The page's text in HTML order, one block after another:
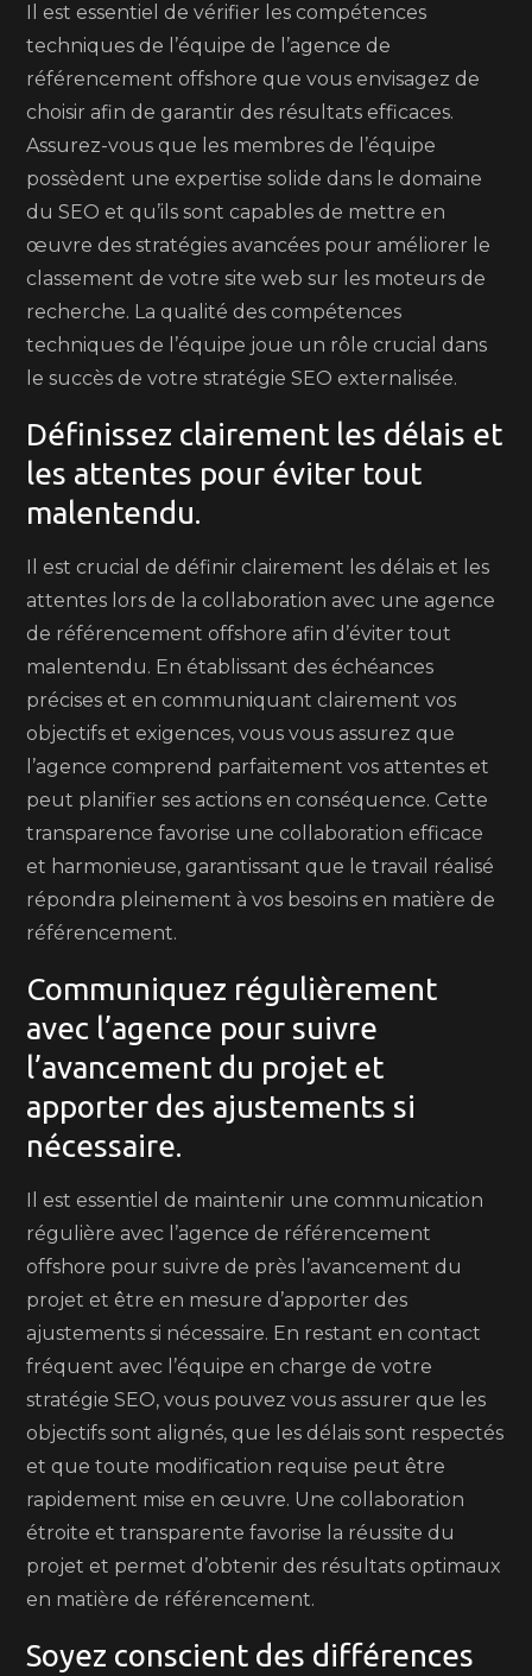
Il est essentiel de vérifier les compétences
techniques de l’équipe de l’agence de
référencement offshore que vous envisagez de
choisir afin de garantir des résultats efficaces.
Assurez-vous que les membres de l’équipe
possèdent une expertise solide dans le domaine
du SEO et qu’ils sont capables de mettre en
œuvre des stratégies avancées pour améliorer le
classement de votre site web sur les moteurs de
recherche. La qualité des compétences
techniques de l’équipe joue un rôle crucial dans
le succès de votre stratégie SEO externalisée.
Définissez clairement les délais et
les attentes pour éviter tout
malentendu.
Il est crucial de définir clairement les délais et les
attentes lors de la collaboration avec une agence
de référencement offshore afin d’éviter tout
malentendu. En établissant des échéances
précises et en communiquant clairement vos
objectifs et exigences, vous vous assurez que
l’agence comprend parfaitement vos attentes et
peut planifier ses actions en conséquence. Cette
transparence favorise une collaboration efficace
et harmonieuse, garantissant que le travail réalisé
répondra pleinement à vos besoins en matière de
référencement.
Communiquez régulièrement
avec l’agence pour suivre
l’avancement du projet et
apporter des ajustements si
nécessaire.
Il est essentiel de maintenir une communication
régulière avec l’agence de référencement
offshore pour suivre de près l’avancement du
projet et être en mesure d’apporter des
ajustements si nécessaire. En restant en contact
fréquent avec l’équipe en charge de votre
stratégie SEO, vous pouvez vous assurer que les
objectifs sont alignés, que les délais sont respectés
et que toute modification requise peut être
rapidement mise en œuvre. Une collaboration
étroite et transparente favorise la réussite du
projet et permet d’obtenir des résultats optimaux
en matière de référencement.
Soyez conscient des différences